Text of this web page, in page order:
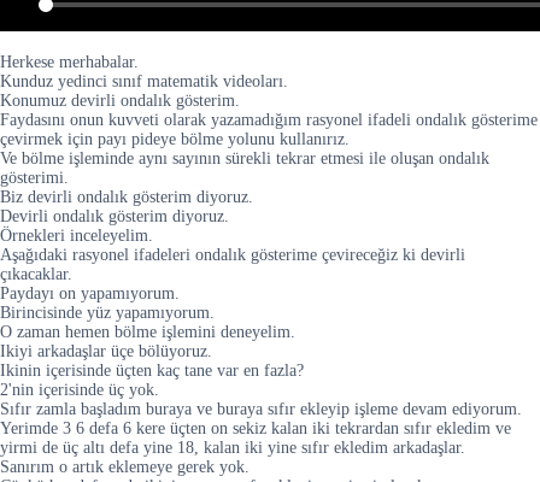
Herkese merhabalar.
Kunduz yedinci sınıf matematik videoları.
Konumuz devirli ondalık gösterim.
Faydasını onun kuvveti olarak yazamadığım rasyonel ifadeli ondalık gösterime
çevirmek için payı pideye bölme yolunu kullanırız.
Ve bölme işleminde aynı sayının sürekli tekrar etmesi ile oluşan ondalık
gösterimi.
Biz devirli ondalık gösterim diyoruz.
Devirli ondalık gösterim diyoruz.
Örnekleri inceleyelim.
Aşağıdaki rasyonel ifadeleri ondalık gösterime çevireceğiz ki devirli
çıkacaklar.
Paydayı on yapamıyorum.
Birincisinde yüz yapamıyorum.
O zaman hemen bölme işlemini deneyelim.
Ikiyi arkadaşlar üçe bölüyoruz.
Ikinin içerisinde üçten kaç tane var en fazla?
2'nin içerisinde üç yok.
Sıfır zamla başladım buraya ve buraya sıfır ekleyip işleme devam ediyorum.
Yerimde 3 6 defa 6 kere üçten on sekiz kalan iki tekrardan sıfır ekledim ve
yirmi de üç altı defa yine 18, kalan iki yine sıfır ekledim arkadaşlar.
Sanırım o artık eklemeye gerek yok.